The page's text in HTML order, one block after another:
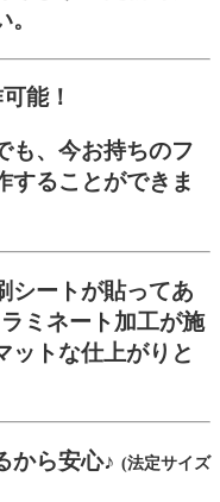
能！
も、今お持ちのフ
することができま
シートが貼ってあ
ミネート加工が施
ットな仕上がりと
から安心♪ (法定サイズ